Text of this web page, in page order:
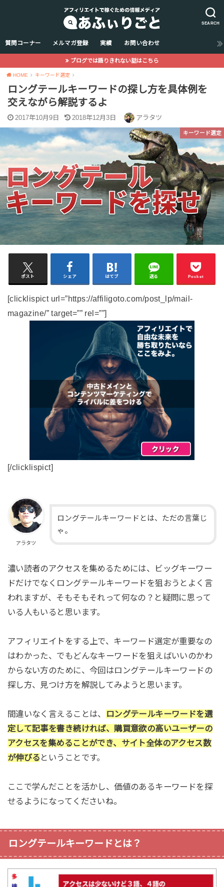
SEARCH
質問コーナー メルマガ登録 実績 お問い合わせ
ブログでは語りきれない話はこちら
HOME キーワード選定
ロングテールキーワードの探し方を具体例を
交えながら解説するよ
2017年10月9日 2018年12月3日 アラタツ
キーワード選定
ポスト シェア はてブ 送る Pocket
[clicklispict url=”https://affiligoto.com/post_lp/mail-
magazine/” target=”” rel=””]
[/clicklispict]
アラタツ
ロングテールキーワードとは、ただの言葉じ
ゃ。
濃い読者のアクセスを集めるためには、ビッグキーワー
ドだけでなくロングテールキーワードを狙おうとよく言
われますが、そもそもそれって何なの？と疑問に思って
いる人もいると思います。
アフィリエイトをする上で、キーワード選定が重要なの
はわかった、でもどんなキーワードを狙えばいいのかわ
からない方のために、今回はロングテールキーワードの
探し方、見つけ方を解説してみようと思います。
間違いなく言えることは、
ロングテールキーワードを選
定して記事を書き続ければ、購買意欲の高いユーザーの
アクセスを集めることができ、サイト全体のアクセス数
が伸びる ということです。
ここで学んだことを活かし、価値のあるキーワードを探
せるようになってくださいね。
ロングテールキーワードとは？